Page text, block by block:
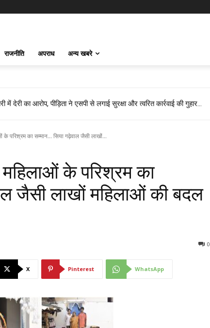
राजनीति अपराध अन्य खबरे
बने तखतपुर मंडल प्रभारी…
देरी का आरोप, पीड़िता ने एसपी से लगाई सुरक्षा और त्वरित कार्रवाई की गुहार…
के परिश्रम का सम्मान... सिया गढ़ेवाल जैसी लाखों...
महिलाओं के परिश्रम का
जैसी लाखों महिलाओं की बदल
0
X Pinterest WhatsApp